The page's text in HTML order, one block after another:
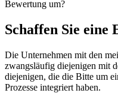
Bewertung um?
Schaffen Sie
Die Unternehmen mit den
zwangsläufig diejenigen mit
diejenigen, die die Bitte um
Prozesse integriert haben.